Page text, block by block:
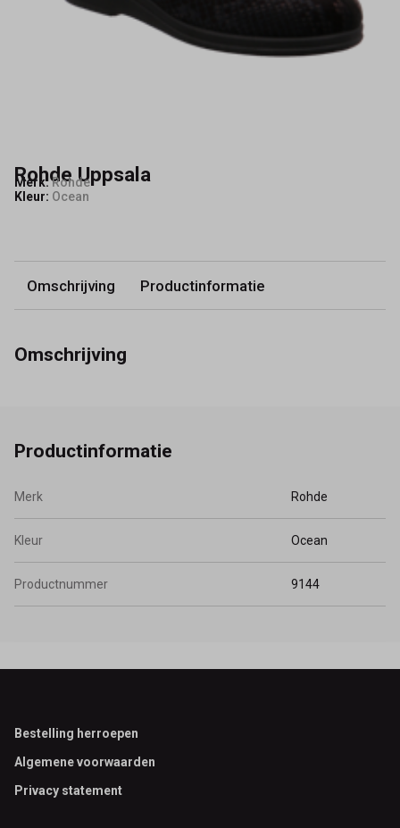
Rohde Uppsala
Merk:Rohde
Kleur: Ocean
Omschrijving Productinformatie
Omschrijving
Productinformatie
Merk Rohde
Kleur Ocean
Productnummer 9144
Footer
Bestelling herroepen
Algemene voorwaarden
Privacy statement